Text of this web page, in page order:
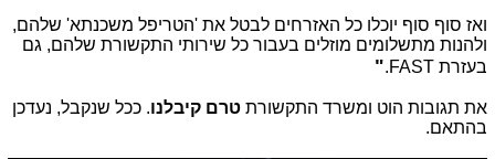
ואז סוף סוף יוכלו כל האזרחים לבטל את 'הטריפל משכנתא' שלהם,
ולהנות מתשלומים מוזלים בעבור כל שירותי התקשורת שלהם, גם
בעזרת FAST.
"
את תגובות הוט ומשרד התקשורת טרם קיבלנו. ככל שנקבל, נעדכן
בהתאם.